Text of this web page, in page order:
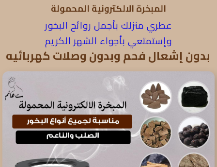
المبخرة الالكترونية المحمولة
عطري منزلك بأجمل روائح البخور
وإستمتعي بأجواء الشهر الكريم
بدون إشعال فحم وبدون وصلات كهربائيه